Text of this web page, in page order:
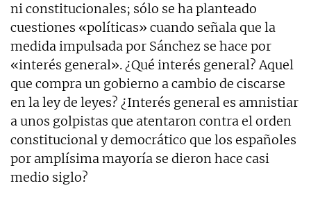
ni constitucionales; sólo se ha planteado
cuestiones «políticas» cuando señala que la
medida impulsada por Sánchez se hace por
«interés general». ¿Qué interés general? Aquel
que compra un gobierno a cambio de ciscarse
en la ley de leyes? ¿Interés general es amnistiar
a unos golpistas que atentaron contra el orden
constitucional y democrático que los españoles
por amplísima mayoría se dieron hace casi
medio siglo?